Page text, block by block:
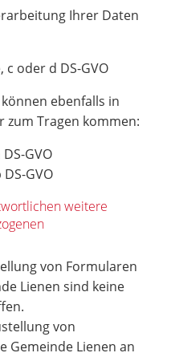
Ihrer Daten
c oder d DS-GVO
ebenfalls in
zum Tragen kommen:
GVO
GVO
weitere
von Formularen
Lienen sind keine
von
Gemeinde Lienen an